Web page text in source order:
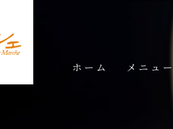
ホーム メニュ